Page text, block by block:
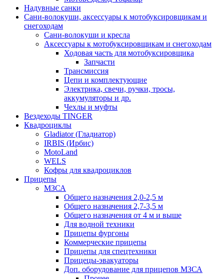
Надувные санки
Сани-волокуши, аксессуары к мотобуксировщикам и
снегоходам
Сани-волокуши и кресла
Аксессуары к мотобуксировщикам и снегоходам
Ходовая часть для мотобуксировщика
Запчасти
Трансмиссия
Цепи и комплектующие
Электрика, свечи, ручки, тросы,
аккумуляторы и др.
Чехлы и муфты
Вездеходы TINGER
Квадроциклы
Gladiator (Гладиатор)
IRBIS (Ирбис)
MotoLand
WELS
Кофры для квадроциклов
Прицепы
МЗСА
Общего назначения 2,0-2,5 м
Общего назначения 2,7-3,5 м
Общего назначения от 4 м и выше
Для водной техники
Прицепы фургоны
Коммерческие прицепы
Прицепы для спецтехники
Прицецы-эвакуаторы
Доп. оборудование для прицепов МЗСА